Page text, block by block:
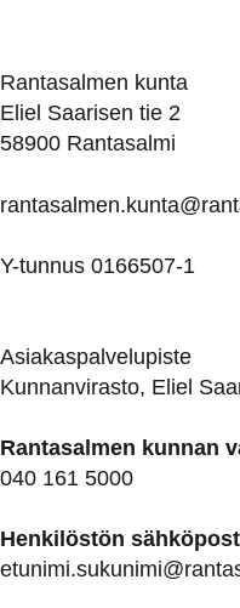
Rantasalmen kunta
Eliel Saarisen tie 2
58900 Rantasalmi
rantasalmen.kunta@
Y-tunnus 0166507-1
Asiakaspalvelupiste
Kunnanvirasto, Eliel
Rantasalmen kunnan
040 161 5000
Henkilöstön